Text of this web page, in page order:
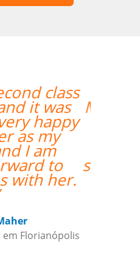
professor
Além
para as
mostrou
além de